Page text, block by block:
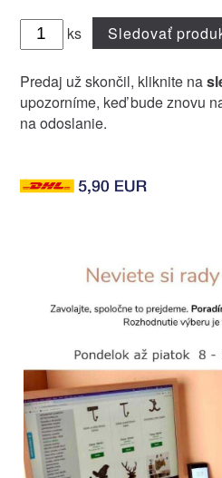
ks Sledovať
Predaj už skončil, kliknite na
upozorníme, keď bude znovu
na odoslanie.